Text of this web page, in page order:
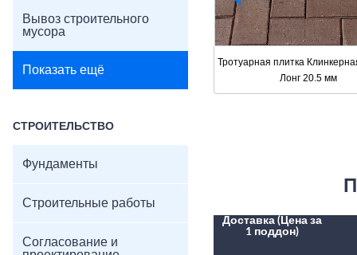
Вывоз строительного
мусора
Показать ещё
СТРОИТЕЛЬСТВО
Фундаменты
Строительные работы
Согласование и
Тротуарная плитка
Лонг 20.5 мм
Доставка (Цена за
1 поддон)